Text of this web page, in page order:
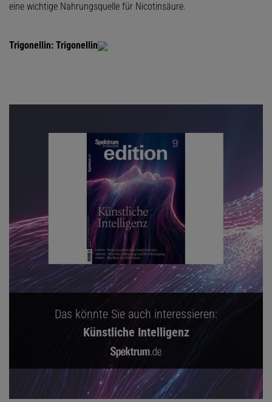
eine wichtige Nahrungsquelle für Nicotinsäure.
Trigonellin: Trigonellin
Das könnte Sie auch interessieren:
Künstliche Intelligenz